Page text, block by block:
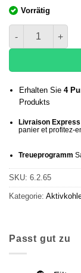
Vorrätig
Menge Actitube-
Erhalten Sie 4
Produkts
Livraison
panier et profitez-
Treueprogramm
SKU: 6.2.65
Kategorie:
Passt gut zu